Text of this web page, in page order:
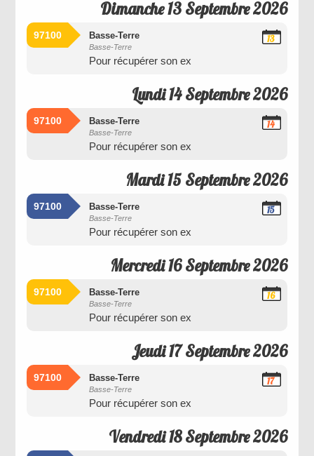
Dimanche 13 Septembre 2026
97100 Basse-Terre
Basse-Terre
Pour récupérer son ex
13
Lundi 14 Septembre 2026
97100 Basse-Terre
Basse-Terre
Pour récupérer son ex
14
Mardi 15 Septembre 2026
97100 Basse-Terre
Basse-Terre
Pour récupérer son ex
15
Mercredi 16 Septembre 2026
97100 Basse-Terre
Basse-Terre
Pour récupérer son ex
16
Jeudi 17 Septembre 2026
97100 Basse-Terre
Basse-Terre
Pour récupérer son ex
17
Vendredi 18 Septembre 2026